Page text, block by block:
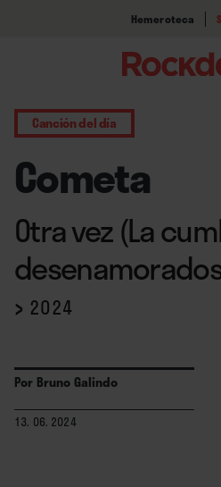
Hemeroteca
Canción del día
Cometa
Otra vez (La
› 2024
Por Bruno Galindo
13. 06. 2024